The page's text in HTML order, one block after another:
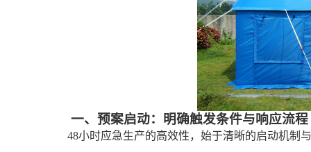
一、预案启动：明确触发条件与响应流程
48小时应急生产的高效性，始于清晰的启动机制